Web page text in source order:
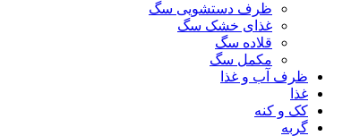
ظرف دستشویی سگ
غذای خشک سگ
قلاده سگ
مکمل سگ
ظرف آب و غذا
غذا
کک و کنه
گربه